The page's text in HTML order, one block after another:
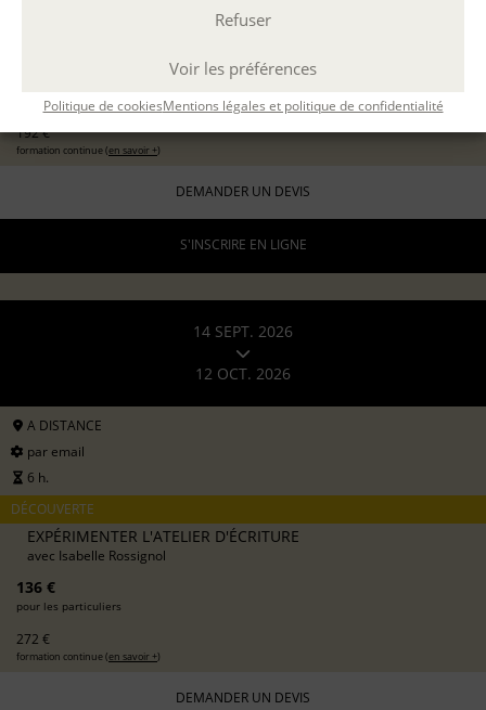
Refuser
Voir les préférences
Politique de cookiesMentions légales et politique de confidentialité
EXPÉRIMENTER L'ATELIER D'ÉCRITURE
pour les particuliers
192 €
formation continue (en savoir +)
DEMANDER UN DEVIS
S'INSCRIRE EN LIGNE
14 SEPT. 2026
12 OCT. 2026
A DISTANCE
par email
6 h.
DÉCOUVERTE
EXPÉRIMENTER L'ATELIER D'ÉCRITURE
avec Isabelle Rossignol
136 €
pour les particuliers
272 €
formation continue (en savoir +)
DEMANDER UN DEVIS